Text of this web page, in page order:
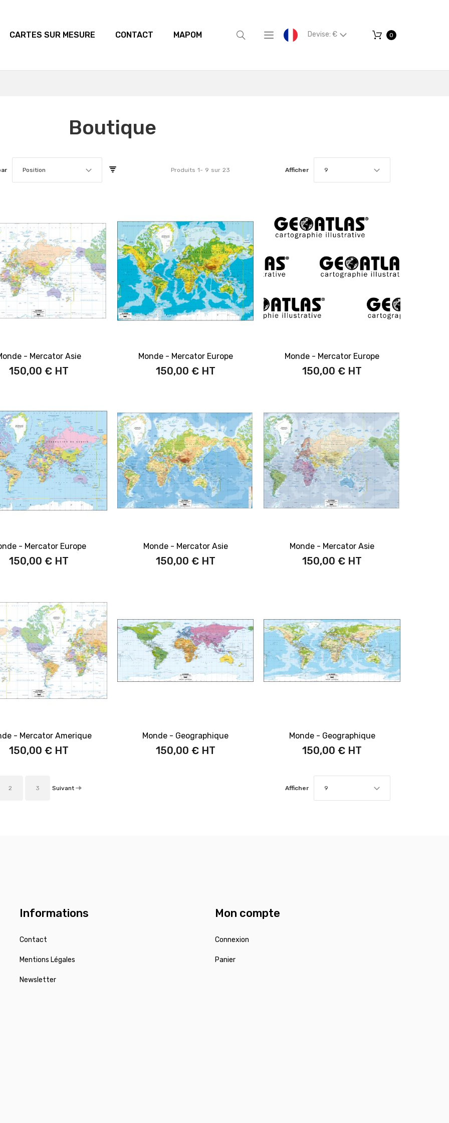
CARTES SUR MESURE CONTACT MAPOM Devise: € 0
Boutique
Position Produits 1- 9 sur 23 Afficher 9
- Mercator Asie
150,00 €
Monde - Mercator Europe
150,00 €
Monde - Mercator Europe
150,00 €
- Mercator Europe
150,00 €
Monde - Mercator Asie
150,00 €
Monde - Mercator Asie
150,00 €
- Mercator Amerique
150,00 €
Monde - Geographique
150,00 €
Monde - Geographique
150,00 €
Afficher 9
2 3 Suivant
Informations
Contact
Mentions Légales
Newsletter
Mon compte
Connexion
Panier